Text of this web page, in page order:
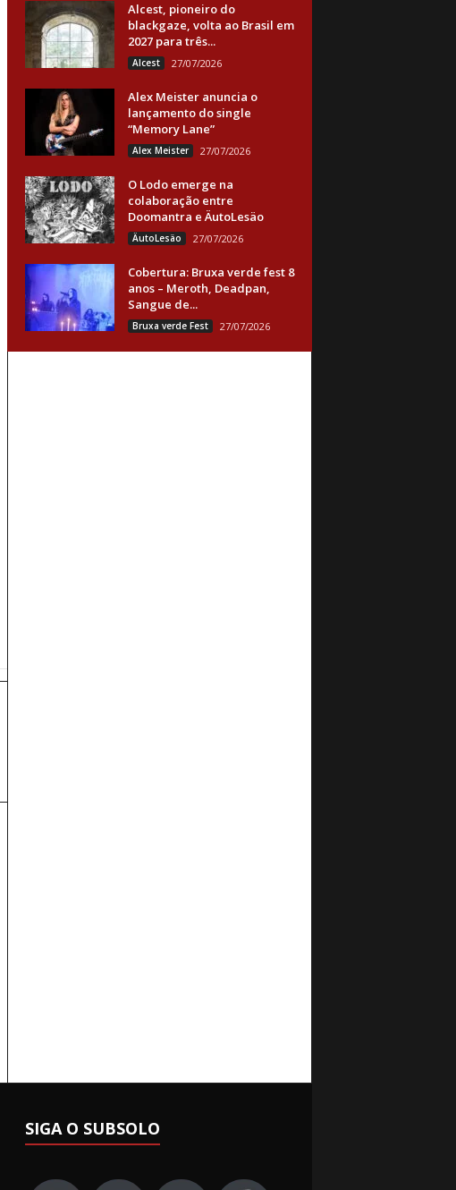
Alcest, pioneiro do
blackgaze, volta ao Brasil em
2027 para três...
Alcest 27/07/2026
Alex Meister anuncia o
lançamento do single
“Memory Lane”
Alex Meister 27/07/2026
O Lodo emerge na
colaboração entre
Doomantra e ÄutoLesäo
ÄutoLesäo 27/07/2026
Cobertura: Bruxa verde fest 8
anos – Meroth, Deadpan,
Sangue de...
Bruxa verde Fest 27/07/2026
SIGA O SUBSOLO